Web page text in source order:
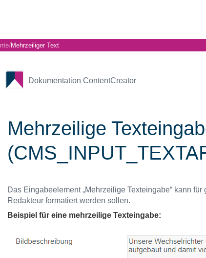
Dokumentation ContentCreator
/Mehrzeiliger Text
Mehrzeilige
Das Eingabeelement „Mehrzeilige Texteingabe“ kann
Redakteur formatiert werden sollen.
Beispiel für eine mehrzeilige Texteingabe: